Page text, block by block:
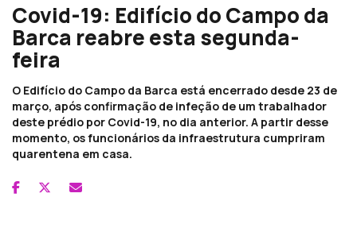
Covid-19: Edifício do Campo da
Barca reabre esta segunda-
feira
O Edifício do Campo da Barca está encerrado desde 23 de
março, após confirmação de infeção de um trabalhador
deste prédio por Covid-19, no dia anterior. A partir desse
momento, os funcionários da infraestrutura cumpriram
quarentena em casa.